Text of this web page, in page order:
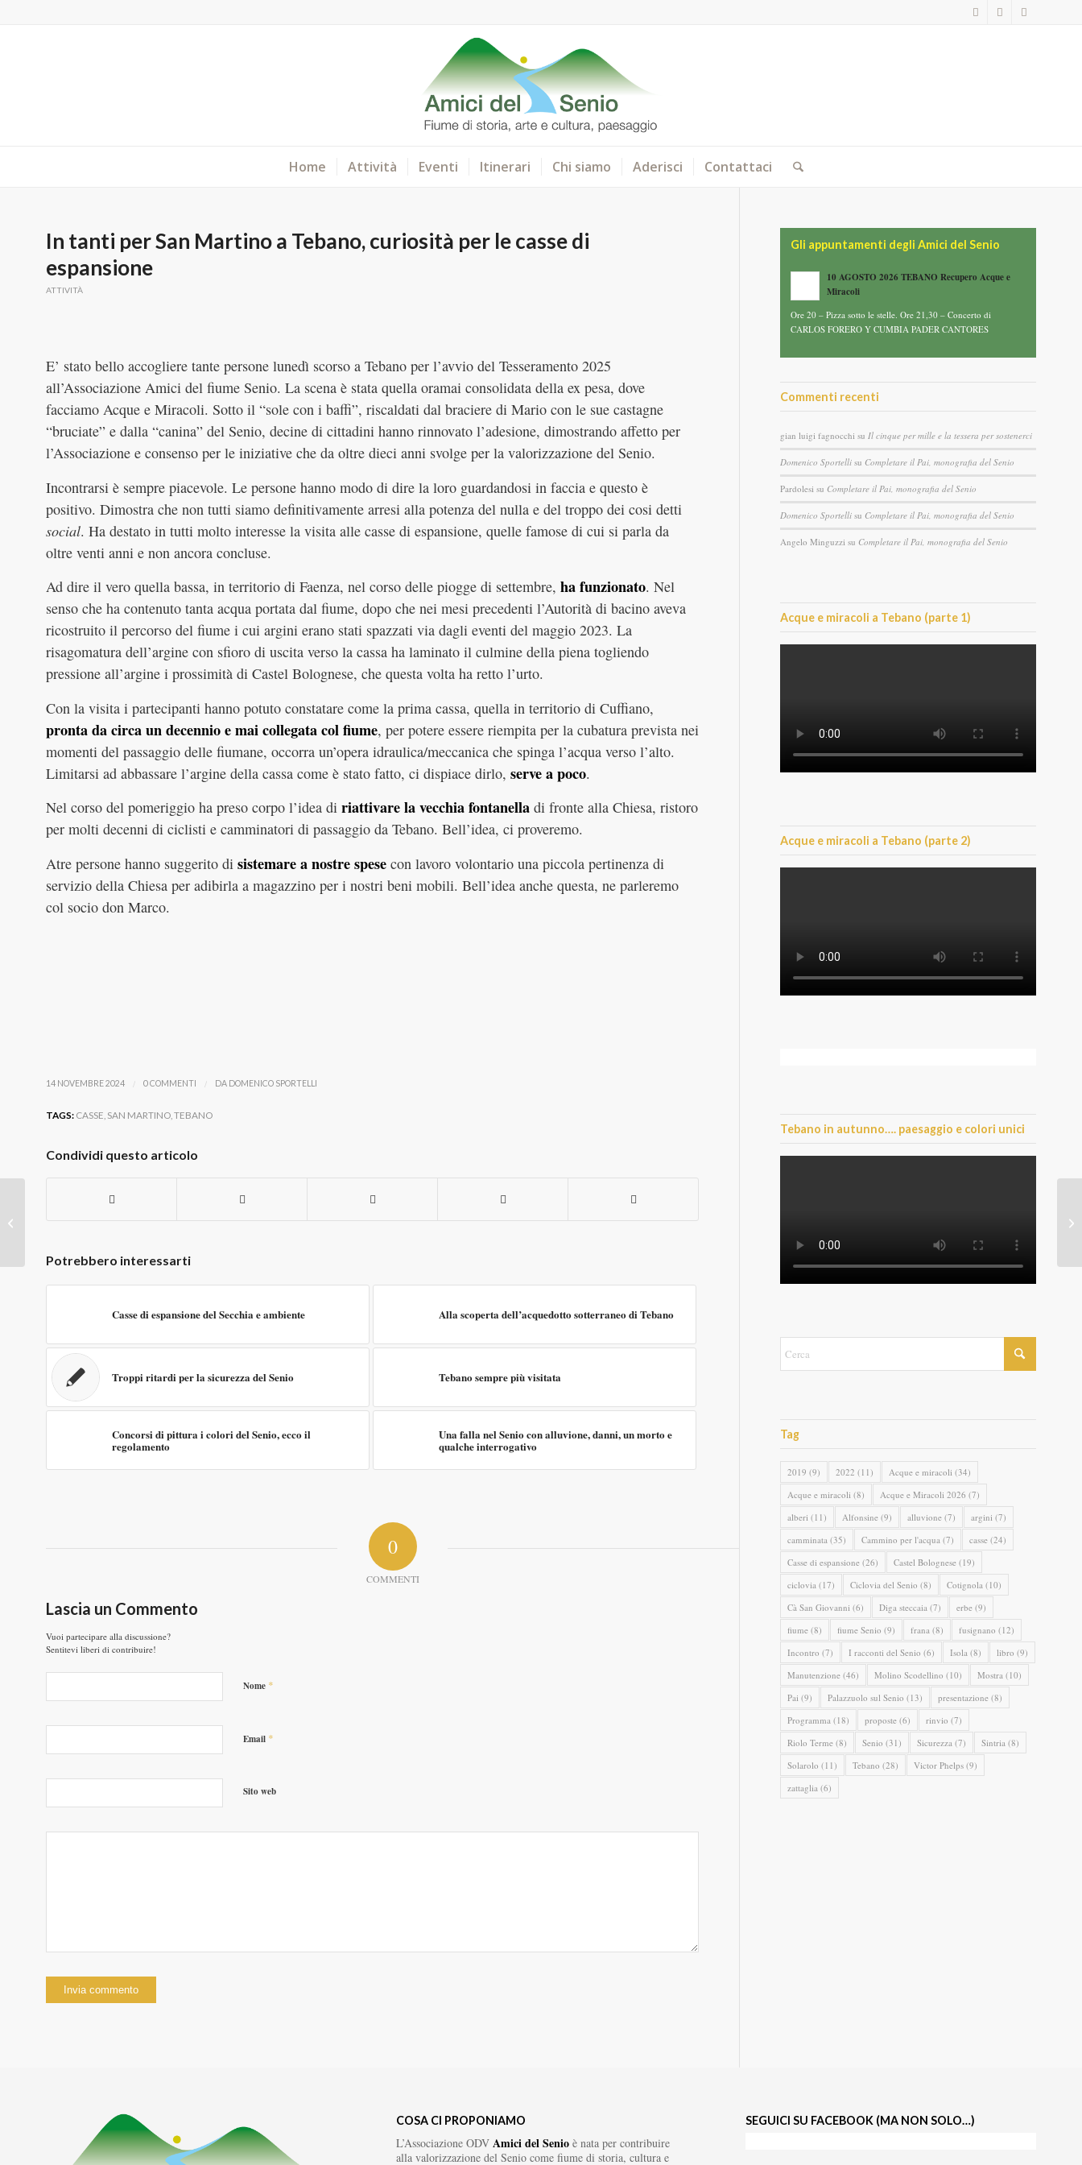
Home Attività Eventi Itinerari Chi siamo Aderisci Contattaci
In tanti per San Martino a Tebano, curiosità per le casse di
espansione
ATTIVITÀ
E’ stato bello accogliere tante persone lunedì scorso a Tebano per l’avvio del Tesseramento 2025
all’Associazione Amici del fiume Senio. La scena è stata quella oramai consolidata della ex pesa, dove
facciamo Acque e Miracoli. Sotto il “sole con i baffi”, riscaldati dal braciere di Mario con le sue castagne
“bruciate” e dalla “canina” del Senio, decine di cittadini hanno rinnovato l’adesione, dimostrando affetto per
l’Associazione e consenso per le iniziative che da oltre dieci anni svolge per la valorizzazione del Senio.
Incontrarsi è sempre piacevole. Le persone hanno modo di dire la loro guardandosi in faccia e questo è
positivo. Dimostra che non tutti siamo definitivamente arresi alla potenza del nulla e del troppo dei cosi detti
social. Ha destato in tutti molto interesse la visita alle casse di espansione, quelle famose di cui si parla da
oltre venti anni e non ancora concluse.
Ad dire il vero quella bassa, in territorio di Faenza, nel corso delle piogge di settembre, ha funzionato. Nel
senso che ha contenuto tanta acqua portata dal fiume, dopo che nei mesi precedenti l’Autorità di bacino aveva
ricostruito il percorso del fiume i cui argini erano stati spazzati via dagli eventi del maggio 2023. La
risagomatura dell’argine con sfioro di uscita verso la cassa ha laminato il culmine della piena togliendo
pressione all’argine i prossimità di Castel Bolognese, che questa volta ha retto l’urto.
Con la visita i partecipanti hanno potuto constatare come la prima cassa, quella in territorio di Cuffiano,
pronta da circa un decennio e mai collegata col fiume, per potere essere riempita per la cubatura prevista nei
momenti del passaggio delle fiumane, occorra un’opera idraulica/meccanica che spinga l’acqua verso l’alto.
Limitarsi ad abbassare l’argine della cassa come è stato fatto, ci dispiace dirlo, serve a poco.
Nel corso del pomeriggio ha preso corpo l’idea di riattivare la vecchia fontanella di fronte alla Chiesa, ristoro
per molti decenni di ciclisti e camminatori di passaggio da Tebano. Bell’idea, ci proveremo.
Atre persone hanno suggerito di sistemare a nostre spese con lavoro volontario una piccola pertinenza di
servizio della Chiesa per adibirla a magazzino per i nostri beni mobili. Bell’idea anche questa, ne parleremo
col socio don Marco.
14 NOVEMBRE 2024 / 0 COMMENTI / DA DOMENICO SPORTELLI
TAGS: CASSE SAN MARTINO TEBANO
Condividi questo articolo
Potrebbero interessarti
Casse di espansione del Secchia e ambiente Alla scoperta dell’acquedotto sotterraneo di Tebano
Troppi ritardi per la sicurezza del Senio Tebano sempre più visitata
Concorsi di pittura i colori del Senio, ecco il
regolamento
Una falla nel Senio con alluvione, danni, un morto e
qualche interrogativo
0
COMMENTI
Lascia un Commento
Vuoi partecipare alla discussione?
Sentitevi liberi di contribuire!
Nome *
Email *
Sito web
Gli appuntamenti degli Amici del Senio
10 AGOSTO 2026 TEBANO Recupero Acque e
Miracoli
Ore 20 – Pizza sotto le stelle. Ore 21,30 – Concerto di
CARLOS FORERO Y CUMBIA PADER CANTORES
Commenti recenti
gian luigi fagnocchi su Il cinque per mille e la tessera per sostenerci
Domenico Sportelli su Completare il Pai, monografia del Senio
Pardolesi su Completare il Pai, monografia del Senio
Domenico Sportelli su Completare il Pai, monografia del Senio
Angelo Minguzzi su Completare il Pai, monografia del Senio
Acque e miracoli a Tebano (parte 1)
Acque e miracoli a Tebano (parte 2)
Tebano in autunno…. paesaggio e colori unici
Tag
2019 (9) 2022 (11) Acque e miracoli (34)
Acque e miracoli (8) Acque e Miracoli 2026 (7)
alberi (11) Alfonsine (9) alluvione (7) argini (7)
camminata (35) Cammino per l'acqua (7) casse (24)
Casse di espansione (26) Castel Bolognese (19)
ciclovia (17) Ciclovia del Senio (8) Cotignola (10)
Cà San Giovanni (6) Diga steccaia (7) erbe (9)
fiume (8) fiume Senio (9) frana (8) fusignano (12)
Incontro (7) I racconti del Senio (6) Isola (8) libro (9)
Manutenzione (46) Molino Scodellino (10) Mostra (10)
Pai (9) Palazzuolo sul Senio (13) presentazione (8)
Programma (18) proposte (6) rinvio (7)
Riolo Terme (8) Senio (31) Sicurezza (7) Sintria (8)
Solarolo (11) Tebano (28) Victor Phelps (9)
zattaglia (6)
COSA CI PROPONIAMO
L’Associazione ODV Amici del Senioè nata per contribuire
alla valorizzazione del Senio come fiume di storia, cultura e
SEGUICI SU FACEBOOK (MA NON SOLO…)